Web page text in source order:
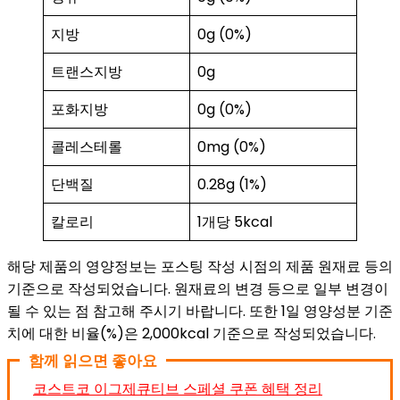
지방
0g (0%)
트랜스지방
0g
포화지방
0g (0%)
콜레스테롤
0mg (0%)
단백질
0.28g (1%)
칼로리
1개당 5kcal
해당 제품의 영양정보는 포스팅 작성 시점의 제품 원재료 등의
기준으로 작성되었습니다. 원재료의 변경 등으로 일부 변경이
될 수 있는 점 참고해 주시기 바랍니다. 또한 1일 영양성분 기준
치에 대한 비율(%)은 2,000kcal 기준으로 작성되었습니다.
함께 읽으면 좋아요
코스트코 이그제큐티브 스페셜 쿠폰 혜택 정리